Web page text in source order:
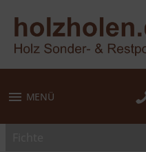
MENÜ